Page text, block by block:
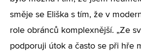
směje se Eliška s tím, že v
role obránců komplexnější. „Ze
podporuji útok a často se při hře